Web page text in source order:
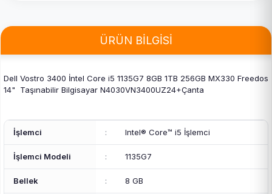
ÜRÜN BİLGİSİ
Dell Vostro 3400 İntel Core i5 1135G7 8GB 1TB 256GB MX330 Freedos
14" Taşınabilir Bilgisayar N4030VN3400UZ24+Çanta
İşlemci : Intel® Core™ i5 İşlemci
İşlemci Modeli : 1135G7
Bellek : 8 GB